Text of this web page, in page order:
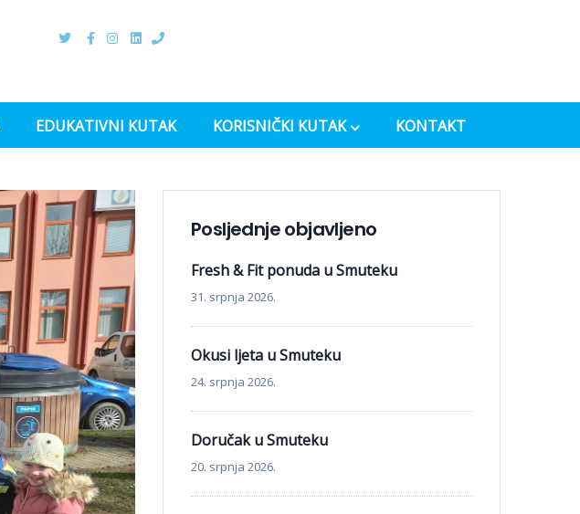
EDUKATIVNI KUTAK KORISNIČKI KUTAK KONTAKT
Posljednje objavljeno
Fresh & Fit ponuda u Smuteku
31. srpnja 2026.
Okusi ljeta u Smuteku
24. srpnja 2026.
Doručak u Smuteku
20. srpnja 2026.